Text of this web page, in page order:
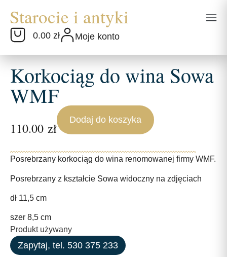
0.00 zł Moje konto
Korkociąg do wina Sowa
WMF
110.00 zł
Dodaj do koszyka
Posrebrzany korkociąg do wina renomowanej firmy WMF.
Posrebrzany z kształcie Sowa widoczny na zdjęciach
dł 11,5 cm
szer 8,5 cm
Produkt używany
Zapytaj, tel. 530 375 233